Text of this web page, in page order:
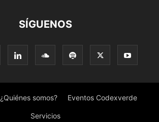
SÍGUENOS
¿Quiénes somos? Eventos Codexverde
Servicios